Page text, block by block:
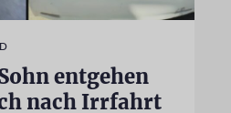
entgehen
nach Irrfahrt